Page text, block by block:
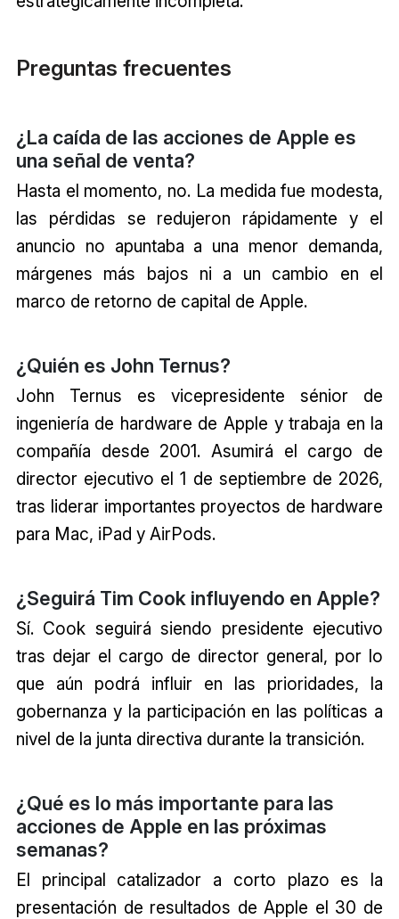
Preguntas frecuentes
¿La caída de las acciones de Apple es
una señal de venta?
Hasta el momento, no. La medida fue modesta,
las pérdidas se redujeron rápidamente y el
anuncio no apuntaba a una menor demanda,
márgenes más bajos ni a un cambio en el
marco de retorno de capital de Apple.
¿Quién es John Ternus?
John Ternus es vicepresidente sénior de
ingeniería de hardware de Apple y trabaja en la
compañía desde 2001. Asumirá el cargo de
director ejecutivo el 1 de septiembre de 2026,
tras liderar importantes proyectos de hardware
para Mac, iPad y AirPods.
¿Seguirá Tim Cook influyendo en Apple?
Sí. Cook seguirá siendo presidente ejecutivo
tras dejar el cargo de director general, por lo
que aún podrá influir en las prioridades, la
gobernanza y la participación en las políticas a
nivel de la junta directiva durante la transición.
¿Qué es lo más importante para las
acciones de Apple en las próximas
semanas?
El principal catalizador a corto plazo es la
presentación de resultados de Apple el 30 de